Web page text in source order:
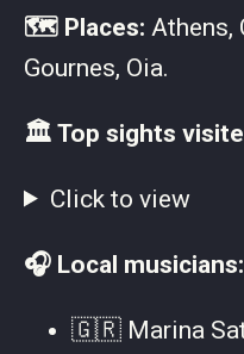
🗺 Places: Athens,
Gournes, Oia.
🏛 Top sights
Click to view
🎧 Local musicians:
🇬🇷 Marina